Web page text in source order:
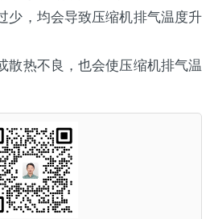
，均会导致压缩机排气温度升
热不良，也会使压缩机排气温